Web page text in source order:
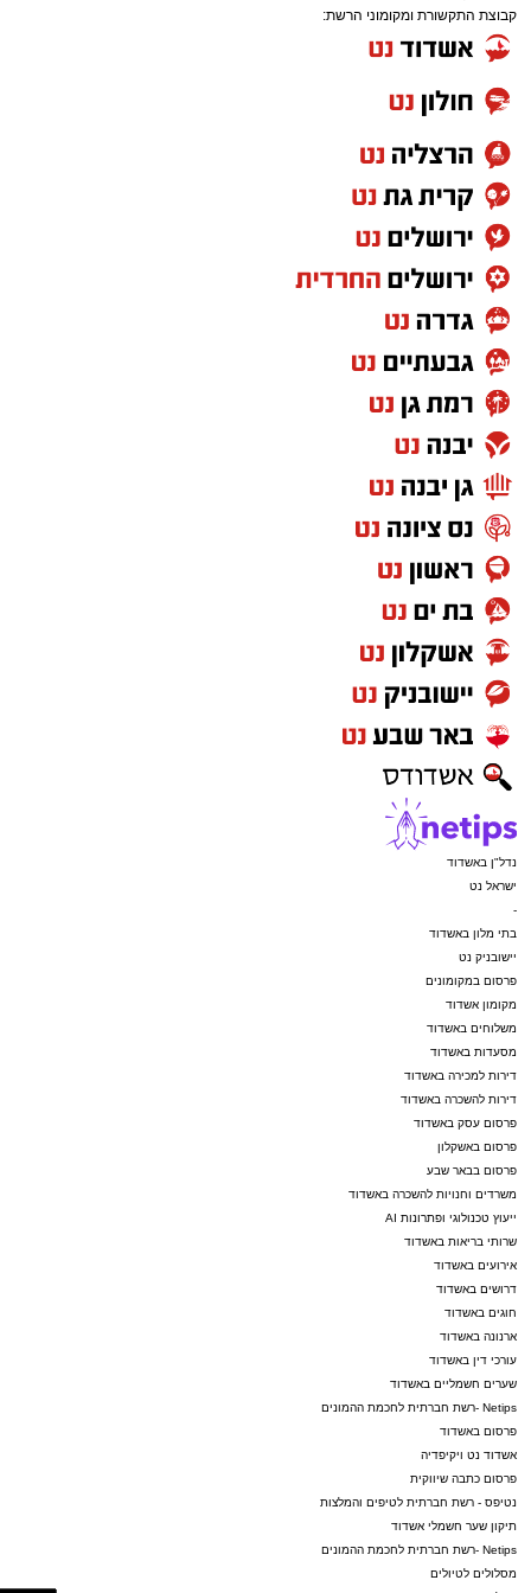
הדרך.
בשל ביצוע העבודות, תבוצע חסימה הרמטית של
לכיוון דרום, ולנוסעים לכיוון זה מומלץ להמשיך
תוך להיערך מראש ולהיעזר בישומוני הניווט.
מאגף שירות וקשרי קהילה בנתיבי ישראל נמסר כי
הם מתנצלים על אי-הנוחות הזמנית ומודים לציבור
על הסבלנות, וכי ניתן לקבל פרטים נוספים באתר
החברה בכתובת
מעוניינים להגיב? לדווח ? צרו איתנו קשר במייל -
ASHDODS@ISNET.CO.IL
קבוצת התקשורת ומקומוני הרשת:
נדל"ן באשדוד
ישראל נט
-
בתי מלון באשדוד
יישובניק נט
פרסום במקומונים
מקומון אשדוד
משלוחים באשדוד
מסעדות באשדוד
דירות למכירה באשדוד
דירות להשכרה באשדוד
פרסום עסק באשדוד
פרסום באשקלון
פרסום בבאר שבע
משרדים וחנויות להשכרה באשדוד
ייעוץ טכנולוגי ופתרונות AI
שרותי בריאות באשדוד
אירועים באשדוד
דרושים באשדוד
חוגים באשדוד
ארנונה באשדוד
עורכי דין באשדוד
שערים חשמליים באשדוד
Netips -רשת חברתית לחכמת ההמונים
פרסום באשדוד
אשדוד נט ויקיפדיה
פרסום כתבה שיווקית
נטיפס - רשת חברתית לטיפים והמלצות
תיקון שער חשמלי אשדוד
Netips -רשת חברתית לחכמת ההמונים
מסלולים לטיולים